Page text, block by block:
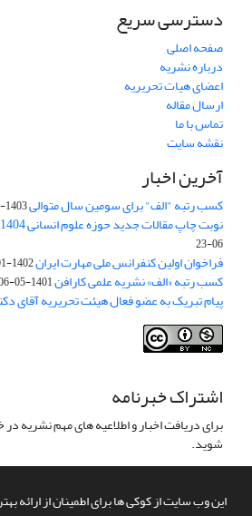
این وب سایت از کوکی ها برای اطمینان از ارائه
دسترسی سریع
صفحه اصلی
درباره نشریه
اعضای هیات تحریریه
ارسال مقاله
تماس با ما
نقشه سایت
آخرین اخبار
کسب رتبه "الف" برای سومین سال متوالی1403-02-01
نوبت چاپ مقالات جدید حوزه علوم انسانی 1404و به بعد خواهد بود
06-23
فراخوان اولین کنفرانس ملی مهارت ایران1402-01-28
کسب رتبه «الف» نشریه علمی کارافن1401-05-06
پیام تبریک به عضو فعال هیئت تحریریه آقای
اشتراک خبرنامه
برای دریافت اخبار و اطلاعیه های مهم نشریه
شوید.